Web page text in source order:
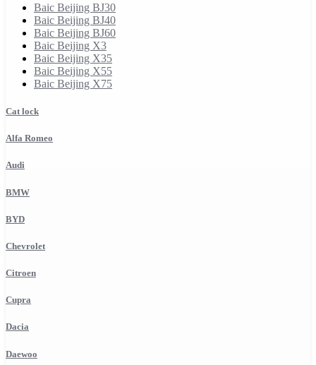
Baic Beijing BJ30
Baic Beijing BJ40
Baic Beijing BJ60
Baic Beijing X3
Baic Beijing X35
Baic Beijing X55
Baic Beijing X75
Cat lock
Alfa Romeo
Audi
BMW
BYD
Chevrolet
Citroen
Cupra
Dacia
Daewoo